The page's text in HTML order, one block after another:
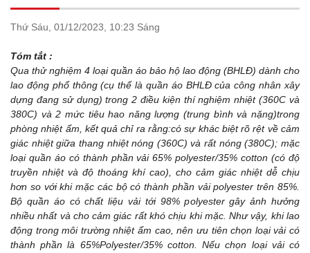
Thứ Sáu, 01/12/2023, 10:23 Sáng
Tóm tắt :
Qua thử nghiệm 4 loại quần áo bảo hộ lao động (BHLĐ) dành cho
lao động phổ thông (cụ thể là quần áo BHLĐ của công nhân xây
dựng đang sử dụng) trong 2 điều kiện thí nghiệm nhiệt (360C và
380C) và 2 mức tiêu hao năng lượng (trung bình và nặng)trong
phòng nhiệt ẩm, kết quả chỉ ra rằng:có sự khác biệt rõ rệt về cảm
giác nhiệt giữa thang nhiệt nóng (360C) và rất nóng (380C); mặc
loại quần áo có thành phần vải 65% polyester/35% cotton (có độ
truyền nhiệt và độ thoáng khí cao), cho cảm giác nhiệt dễ chịu
hơn so với khi mặc các bộ có thành phần vải polyester trên 85%.
Bộ quần áo có chất liệu vải tới 98% polyester gây ảnh hưởng
nhiều nhất và cho cảm giác rất khó chịu khi mặc. Như vậy, khi lao
động trong môi trường nhiệt ẩm cao, nên ưu tiên chọn loại vải có
thành phần là 65%Polyester/35% cotton. Nếu chọn loại vải có